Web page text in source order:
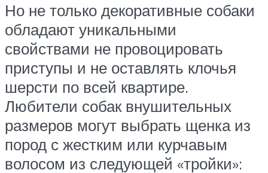
Но не только декоративные собаки
обладают уникальными
свойствами не провоцировать
приступы и не оставлять клочья
шерсти по всей квартире.
Любители собак внушительных
размеров могут выбрать щенка из
пород с жестким или курчавым
волосом из следующей «тройки»: